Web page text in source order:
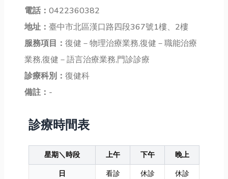
電話： 0422360382
地址： 臺中市北區漢口路四段367號1樓、2樓
服務項目： 復健－物理治療業務,復健－職能治療
業務,復健－語言治療業務,門診診療
診療科別： 復健科
備註： -
診療時間表
星期＼時段 上午 下午
晚上
日
看診 休診
休診